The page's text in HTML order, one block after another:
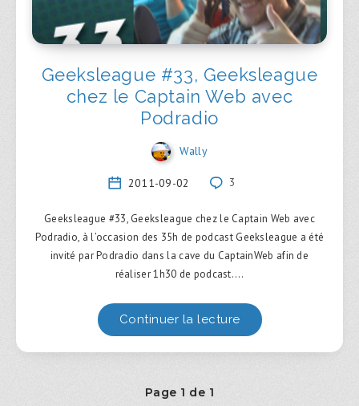
Geeksleague #33, Geeksleague
chez le Captain Web avec
Podradio
Wally
2011-09-02 3
Geeksleague #33, Geeksleague chez le Captain Web avec
Podradio, à l’occasion des 35h de podcast Geeksleague a été
invité par Podradio dans la cave du CaptainWeb afin de
réaliser 1h30 de podcast….
Continuer la lecture
Page 1 de 1